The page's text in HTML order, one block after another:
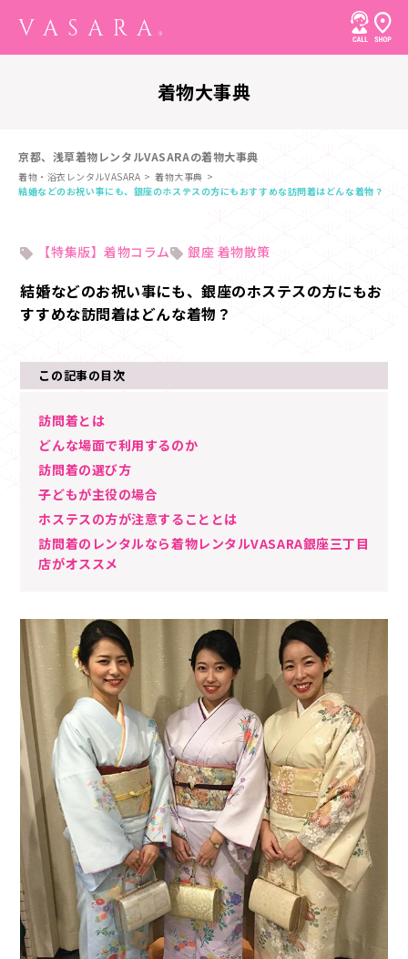
着物大事典
京都、浅草着物レンタルVASARAの着物大事典
着物・浴衣レンタルVASARA
着物大事典
結婚などのお祝い事にも、銀座のホステスの方にもおすすめな訪問着はどんな着物？
【特集版】着物コラム 銀座 着物散策
結婚などのお祝い事にも、銀座のホステスの方にもお
すすめな訪問着はどんな着物？
この記事の目次
訪問着とは
どんな場面で利用するのか
訪問着の選び方
子どもが主役の場合
ホステスの方が注意することとは
訪問着のレンタルなら着物レンタルVASARA銀座三丁目
店がオススメ